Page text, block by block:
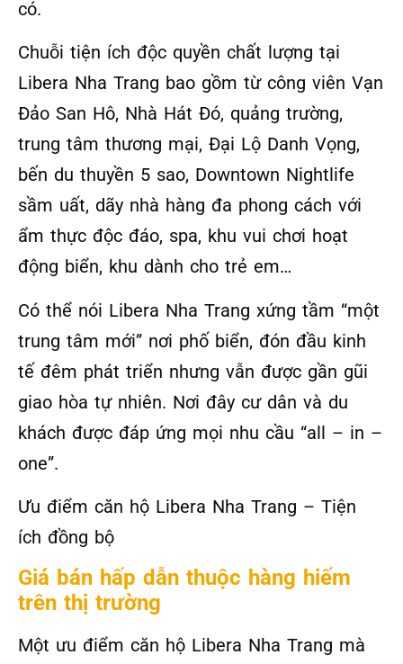
có.
Chuỗi tiện ích độc quyền chất lượng tại
Libera Nha Trang bao gồm từ công viên Vạn
Đảo San Hô, Nhà Hát Đó, quảng trường,
trung tâm thương mại, Đại Lộ Danh Vọng,
bến du thuyền 5 sao, Downtown Nightlife
sầm uất, dãy nhà hàng đa phong cách với
ẩm thực độc đáo, spa, khu vui chơi hoạt
động biển, khu dành cho trẻ em…
Có thể nói Libera Nha Trang xứng tầm “một
trung tâm mới” nơi phố biển, đón đầu kinh
tế đêm phát triển nhưng vẫn được gần gũi
giao hòa tự nhiên. Nơi đây cư dân và du
khách được đáp ứng mọi nhu cầu “all – in –
one”.
Ưu điểm căn hộ Libera Nha Trang – Tiện
ích đồng bộ
Giá bán hấp dẫn thuộc hàng hiếm
trên thị trường
Một ưu điểm căn hộ Libera Nha Trang mà